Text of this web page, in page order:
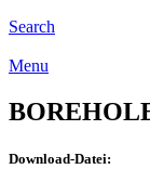
Search
Menu
Download-Datei: